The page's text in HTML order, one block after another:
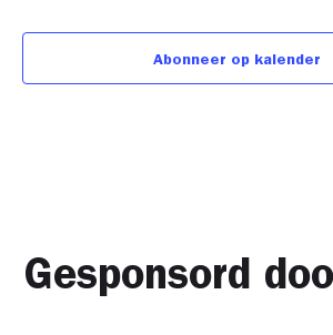
Abonneer op kalender
Gesponsord